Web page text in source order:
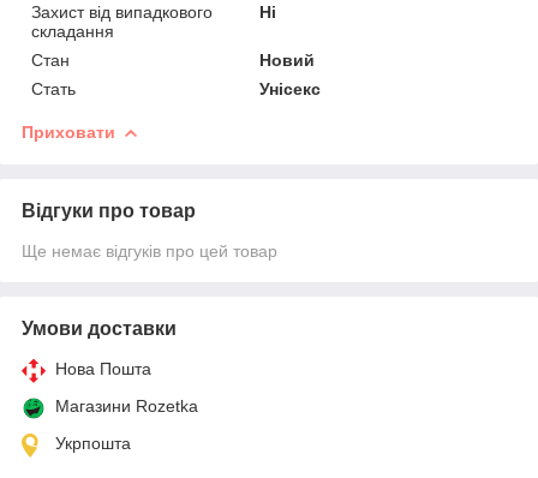
Захист від випадкового
складання
Ні
Стан
Новий
Стать
Унісекс
Приховати
Відгуки про товар
Ще немає відгуків про цей товар
Умови доставки
Нова Пошта
Магазини Rozetka
Укрпошта